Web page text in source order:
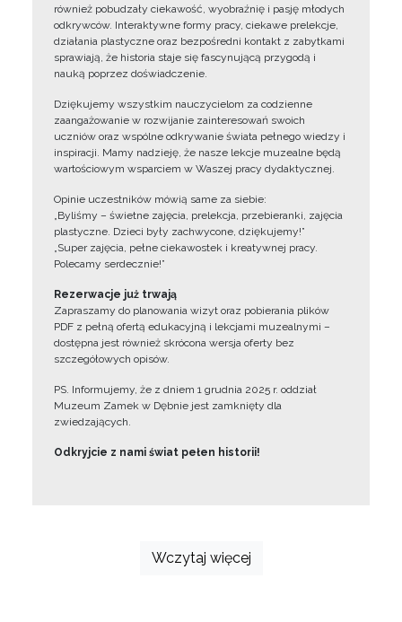
również pobudzały ciekawość, wyobraźnię i pasję młodych
odkrywców. Interaktywne formy pracy, ciekawe prelekcje,
działania plastyczne oraz bezpośredni kontakt z zabytkami
sprawiają, że historia staje się fascynującą przygodą i
nauką poprzez doświadczenie.
Dziękujemy wszystkim nauczycielom za codzienne
zaangażowanie w rozwijanie zainteresowań swoich
uczniów oraz wspólne odkrywanie świata pełnego wiedzy i
inspiracji. Mamy nadzieję, że nasze lekcje muzealne będą
wartościowym wsparciem w Waszej pracy dydaktycznej.
Opinie uczestników mówią same za siebie:
„Byliśmy – świetne zajęcia, prelekcja, przebieranki, zajęcia
plastyczne. Dzieci były zachwycone, dziękujemy!”
„Super zajęcia, pełne ciekawostek i kreatywnej pracy.
Polecamy serdecznie!”
Rezerwacje już trwają
Zapraszamy do planowania wizyt oraz pobierania plików
PDF z pełną ofertą edukacyjną i lekcjami muzealnymi –
dostępna jest również skrócona wersja oferty bez
szczegółowych opisów.
PS. Informujemy, że z dniem 1 grudnia 2025 r. oddział
Muzeum Zamek w Dębnie jest zamknięty dla
zwiedzających.
Odkryjcie z nami świat pełen historii!
Wczytaj więcej